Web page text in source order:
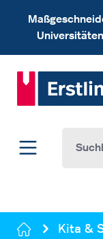
Zum Hauptinhalt
Kita &